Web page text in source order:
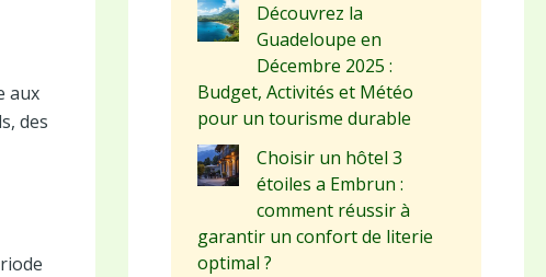
aux
des
Découvrez la
Guadeloupe en
Décembre 2025 :
Budget, Activités et Météo
pour un tourisme durable
Choisir un hôtel 3
étoiles a Embrun :
comment réussir à
garantir un confort de literie
optimal ?